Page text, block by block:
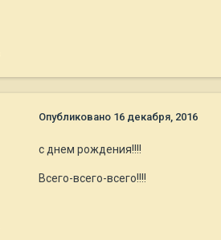
Опубликовано 16 декабря, 2016
с днем рождения!!!!
Всего-всего-всего!!!!